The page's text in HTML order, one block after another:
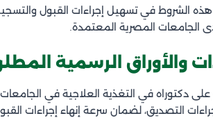
الشروط في تسهيل إجراءات القبول
الجامعات المصرية المعتمدة.
والأوراق الرسمية
على دكتوراه في التغذية العلاجية في
التصديق، لضمان سرعة إنهاء إجراءات